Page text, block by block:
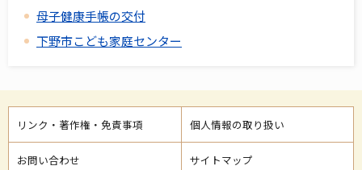
母子健康手帳の交付
下野市こども家庭センター
リンク・著作権・免責事項 個人情報の取り扱い
お問い合わせ サイトマップ